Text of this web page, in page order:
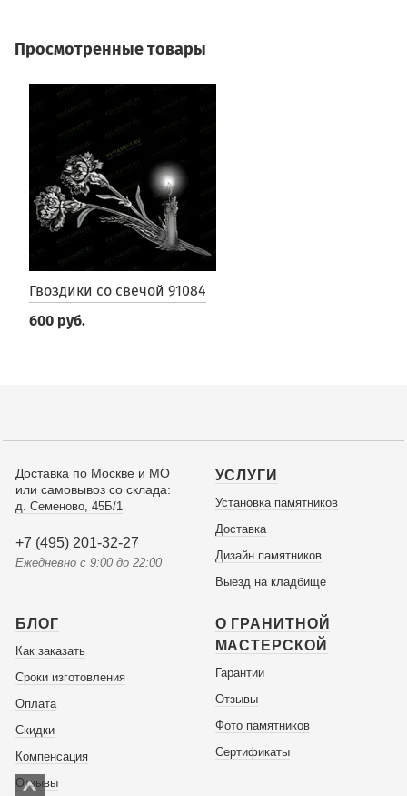
Просмотренные товары
Гвоздики со свечой 91084
600 руб.
Доставка по Москве и МО
или самовывоз со склада:
д. Семеново, 45Б/1
+7 (495) 201-32-27
Ежедневно с 9:00 до 22:00
УСЛУГИ
Установка памятников
Доставка
Дизайн памятников
Выезд на кладбище
БЛОГ
Как заказать
Сроки изготовления
Оплата
Скидки
Компенсация
Отзывы
О ГРАНИТНОЙ
МАСТЕРСКОЙ
Гарантии
Отзывы
Фото памятников
Сертификаты